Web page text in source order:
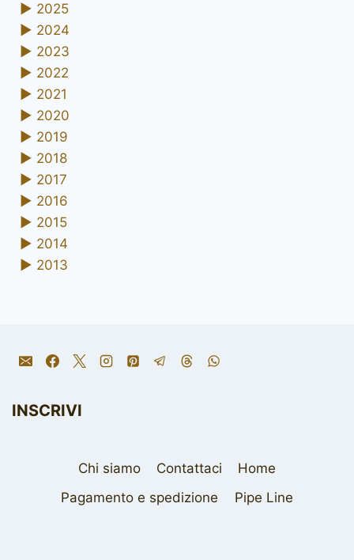
► 2025
► 2024
► 2023
► 2022
► 2021
► 2020
► 2019
► 2018
► 2017
► 2016
► 2015
► 2014
► 2013
INSCRIVI
Chi siamo Contattaci
Home
Pagamento e spedizione
Pipe Line